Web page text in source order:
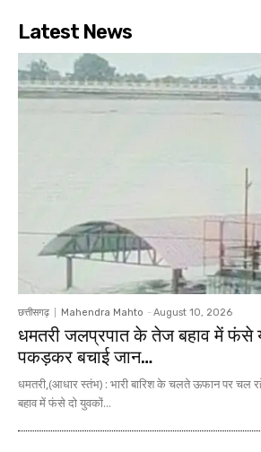
Latest News
छत्तीसगढ़ Mahendra Mahto - August 10, 2026
धमतरी जलप्रपात के तेज बहाव में फंसे
पकड़कर बचाई जान…
धमतरी,(आधार स्तंभ) : भारी बारिश के चलते ऊफान पर चल
बहाव में फंसे दो युवकों...